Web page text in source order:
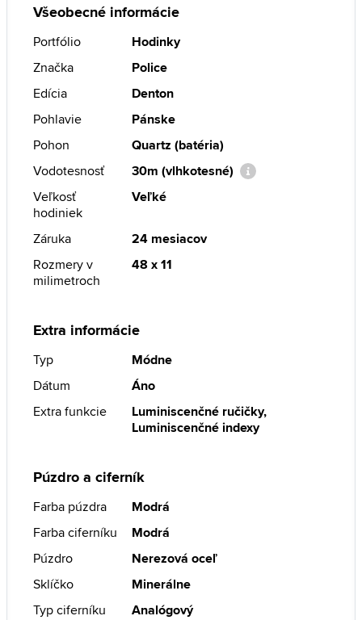
Všeobecné informácie
Portfólio
Hodinky
Značka
Police
Edícia
Denton
Pohlavie
Pánske
Pohon
Quartz (batéria)
Vodotesnosť
30m (vlhkotesné)
Veľkosť
hodiniek
Veľké
Záruka
24 mesiacov
Rozmery v
milimetroch
48 x 11
Extra informácie
Typ
Módne
Dátum
Áno
Extra funkcie
Luminiscenčné ručičky,
Luminiscenčné indexy
Púzdro a ciferník
Farba púzdra
Modrá
Farba ciferníku
Modrá
Púzdro
Nerezová oceľ
Sklíčko
Minerálne
Typ ciferníku
Analógový